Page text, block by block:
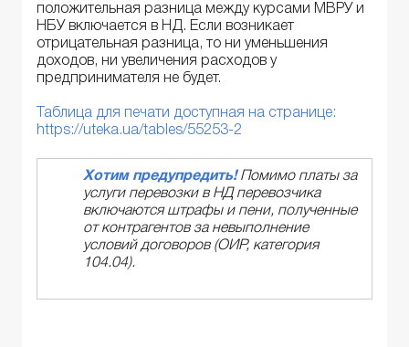
положительная разница между курсами МВРУ и
НБУ включается в НД. Если возникает
отрицательная разница, то ни уменьшения
доходов, ни увеличения расходов у
предпринимателя не будет.
Таблица для печати доступная на странице:
https://uteka.ua/tables/55253-2
Хотим предупредить!Помимо платы за
услуги перевозки в НД перевозчика
включаются штрафы и пени, полученные
от контрагентов за невыполнение
условий договоров (ОИР, категория
104.04).